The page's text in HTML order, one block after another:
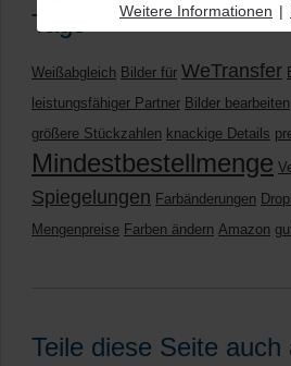
Tags
Weißabgleich Bilder für WeTransfer
leistungsfähiger Partner Bilder bearbeiten
größere Stückzahlen knackige Details
Mindestbestellmenge
Spiegelungen Farbänderungen
Mengenpreise Farben ändern Amazon
Teile diese Seite auch
Weitere Informationen |